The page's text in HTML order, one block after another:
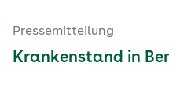
Pressemitteilung
Krankenstand in